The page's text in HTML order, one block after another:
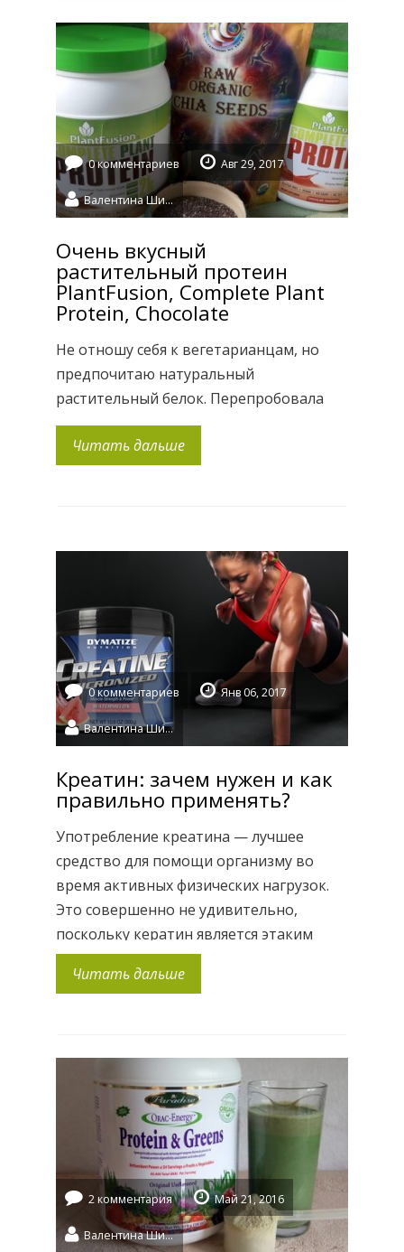
современного мира стоит массовое
производство всех нужных нам
продуктов, которое […]
0 комментариев Авг 29, 2017
Валентина Шидловская
Очень вкусный
растительный протеин
PlantFusion, Complete Plant
Protein, Chocolate
Не отношу себя к вегетарианцам, но
предпочитаю натуральный
растительный белок. Перепробовала
множество животных протеиновых
коктейлей: из концентрата сыворотки,
изолята, казеина. Но со всеми была одна
себя бодро. Только имеется один
незначительный минус — это
нейтральный вкус […]
Читать дальше
0 комментариев Янв 06, 2017
Валентина Шидловская
Креатин: зачем нужен и как
правильно применять?
Употребление креатина — лучшее
средство для помощи организму во
время активных физических нагрузок.
Это совершенно не удивительно,
поскольку кератин является этаким
промежуточным депо, в котором наше
тело хранит энергетический запас.
необходимой для поддержания
адекватного уровня
жизнедеятельности. Чем большее
количество креатина находится в
тканях мускулатуры, тем быстрее […]
Читать дальше
2 комментария Май 21, 2016
Валентина Шидловская